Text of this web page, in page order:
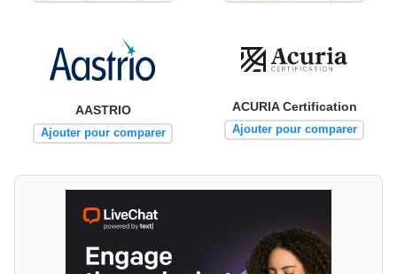
AASTRIO
Ajouter pour comparer
ACURIA Certification
Ajouter pour comparer